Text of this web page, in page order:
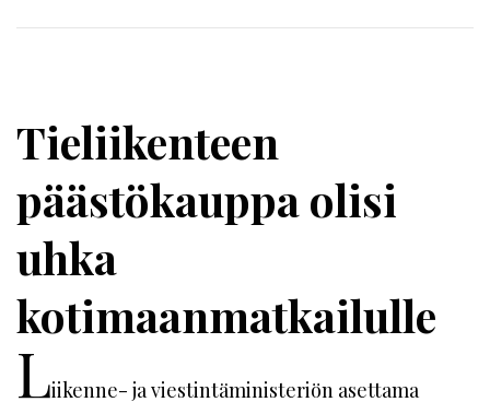
Tieliikenteen
päästökauppa olisi
uhka
kotimaanmatkailulle
Liikenne- ja viestintäministeriön asettama